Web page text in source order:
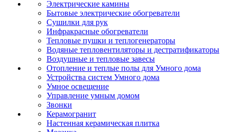
Электрические камины
Бытовые электрические обогреватели
Сушилки для рук
Инфракрасные обогреватели
Тепловые пушки и теплогенераторы
Водяные тепловентиляторы и дестратификаторы
Воздушные и тепловые завесы
Отопление и теплые полы для Умного дома
Устройства систем Умного дома
Умное освещение
Управление умным домом
Звонки
Керамогранит
Настенная керамическая плитка